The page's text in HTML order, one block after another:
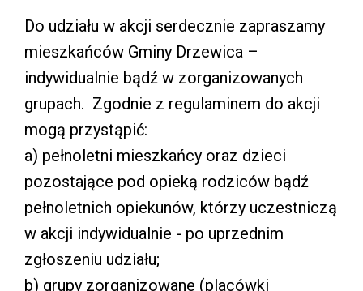
Do udziału w akcji serdecznie zapraszamy
mieszkańców Gminy Drzewica –
indywidualnie bądź w zorganizowanych
grupach. Zgodnie z regulaminem do akcji
mogą przystąpić:
a) pełnoletni mieszkańcy oraz dzieci
pozostające pod opieką rodziców bądź
pełnoletnich opiekunów, którzy uczestniczą
w akcji indywidualnie - po uprzednim
zgłoszeniu udziału;
b) grupy zorganizowane (placówki